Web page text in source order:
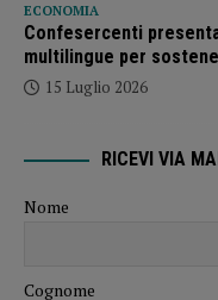
ECONOMIA
Confesercenti
multilingue per
15 Luglio 2026
RICEVI VIA
Nome
Cognome